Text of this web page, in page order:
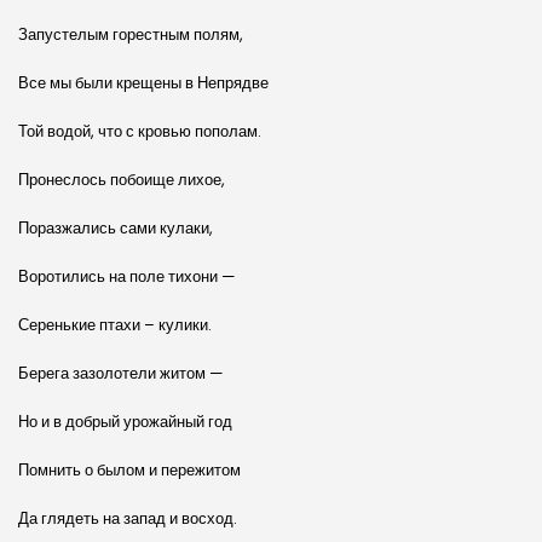
Запустелым горестным полям,
Все мы были крещены в Непрядве
Той водой, что с кровью пополам.
Пронеслось побоище лихое,
Поразжались сами кулаки,
Воротились на поле тихони —
Серенькие птахи – кулики.
Берега зазолотели житом —
Но и в добрый урожайный год
Помнить о былом и пережитом
Да глядеть на запад и восход.